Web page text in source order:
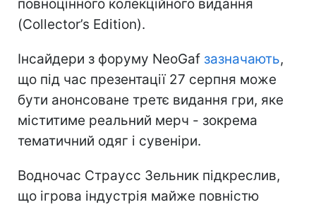
повноцінного колекційного видання
(Collector’s Edition).
Інсайдери з форуму NeoGaf зазначають,
що під час презентації 27 серпня може
бути анонсоване третє видання гри, яке
міститиме реальний мерч - зокрема
тематичний одяг і сувеніри.
Водночас Страусс Зельник підкреслив,
що ігрова індустрія майже повністю